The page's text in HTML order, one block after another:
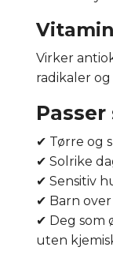
Virker
radikaler
✔ Tørre og
✔ Solrike
✔ Sensitiv
✔ Barn over
✔ Deg som
uten